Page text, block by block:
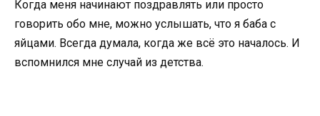
Когда меня начинают поздравлять или просто
говорить обо мне, можно услышать, что я баба с
яйцами. Всегда думала, когда же всё это началось. И
вспомнился мне случай из детства.